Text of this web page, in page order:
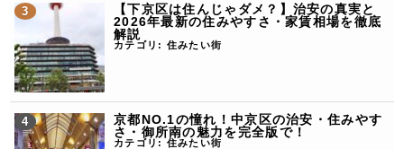
【下京区は住んじゃダメ？】治安の真実と
2026年最新の住みやすさ・家賃相場を徹底
解説
カテゴリ: 住みたい街
京都NO.1の憧れ！中京区の治安・住みやす
さ・御所南の魅力を完全版で！
カテゴリ: 住みたい街